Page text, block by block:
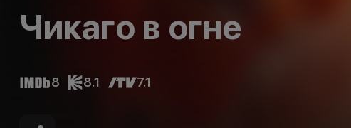
Чикаго в огне
8 8.1 7.1